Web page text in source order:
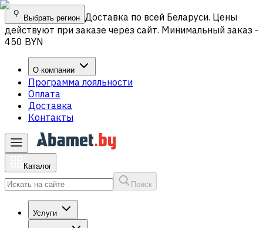
Выбрать регион Доставка по всей Беларуси. Цены
действуют при заказе через сайт. Минимальный заказ -
450 BYN
О компании
Программа лояльности
Оплата
Доставка
Контакты
Каталог
Поиск
Услуги